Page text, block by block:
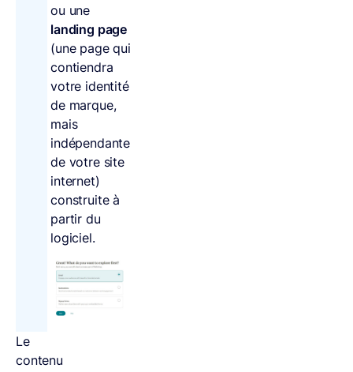
ou une
landing page
(une page qui
contiendra
votre identité
de marque,
mais
indépendante
de votre site
internet)
construite à
partir du
logiciel.
Le
contenu